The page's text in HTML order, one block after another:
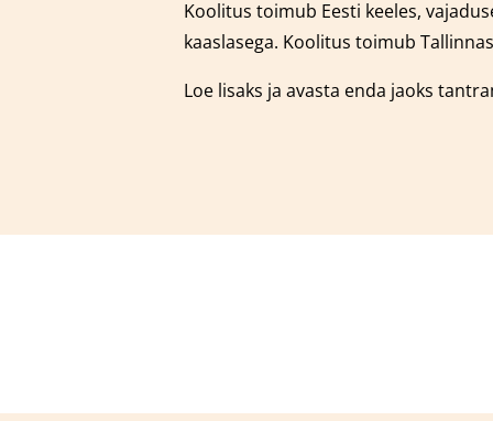
Koolitus toimub Eesti keeles,
kaaslasega. Koolitus toimub
Loe lisaks ja avasta enda jaoks